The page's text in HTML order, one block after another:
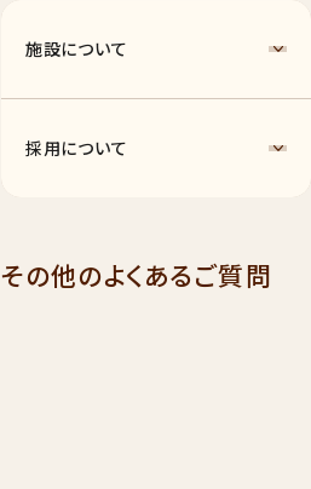
施設について
採用について
その他のよくあるご質問